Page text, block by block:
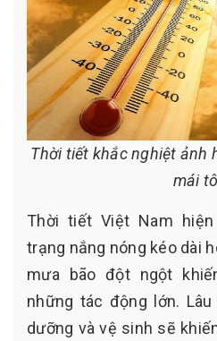
Thời tiết khắc nghiệt ảnh
mái
Thời tiết Việt Nam
trạng nắng nóng kéo dài
mưa bão đột ngột
những tác động lớn.
dưỡng và vệ sinh sẽ